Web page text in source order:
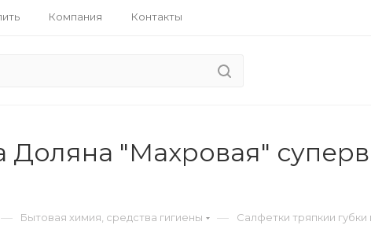
Компания Контакты
Доляна "Махровая"
— Бытовая химия, средства гигиены — Салфетки тряпкии